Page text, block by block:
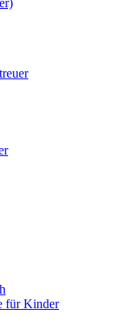
für Kinder